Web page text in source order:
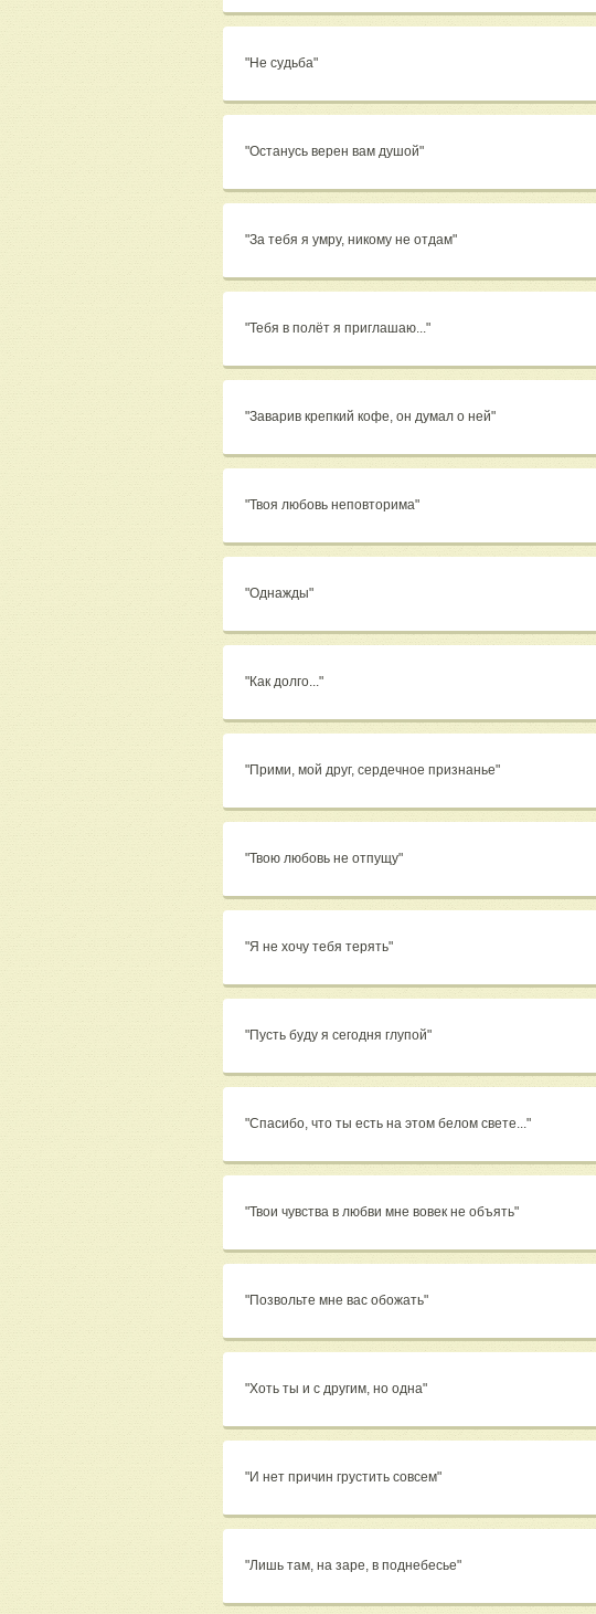
"Не судьба"
"Останусь верен вам душой"
"За тебя я умру, никому не отдам"
"Тебя в полёт я приглашаю..."
"Заварив крепкий кофе, он думал о ней"
"Твоя любовь неповторима"
"Однажды"
"Как долго..."
"Прими, мой друг, сердечное признанье"
"Твою любовь не отпущу"
"Я не хочу тебя терять"
"Пусть буду я сегодня глупой"
"Спасибо, что ты есть на этом белом свете..."
"Твои чувства в любви мне вовек не объять"
"Позвольте мне вас обожать"
"Хоть ты и с другим, но одна"
"И нет причин грустить совсем"
"Лишь там, на заре, в поднебесье"